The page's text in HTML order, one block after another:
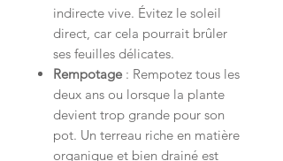
indirecte vive. Évitez le soleil
direct, car cela pourrait brûler
ses feuilles délicates.
Rempotage : Rempotez tous les
deux ans ou lorsque la plante
devient trop grande pour son
pot. Un terreau riche en matière
organique et bien drainé est